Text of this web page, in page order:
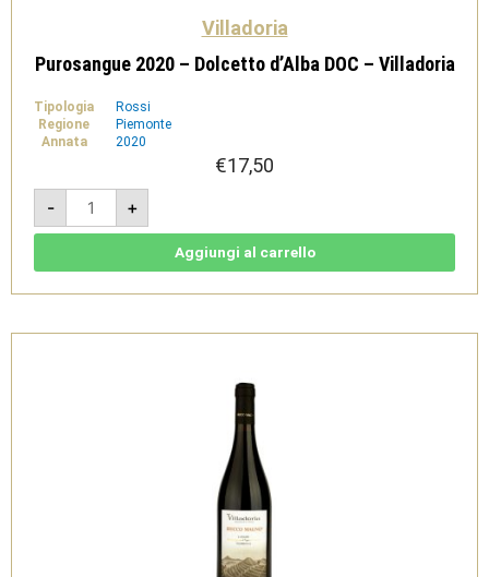
Villadoria
Purosangue 2020 – Dolcetto d’Alba DOC – Villadoria
Tipologia
Rossi
Regione
Piemonte
Annata
2020
€17,50
-
Purosangue
2020
-
Dolcetto
Villadoria
+
Aggiungi al carrello